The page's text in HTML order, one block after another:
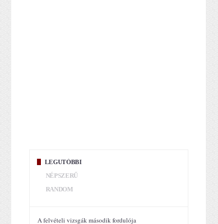
LEGUTÓBBI
NÉPSZERŰ
RANDOM
A felvételi vizsgák második fordulója